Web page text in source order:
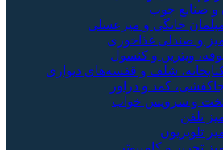
و صنایع چوب
خانگی و میزعسلی
و صندلی غذاخوری
ویترین و کنسول
شلف و قفسه‌های دیواری
کمد و دراور
و سرویس خواب
تلفن
تلویزیون